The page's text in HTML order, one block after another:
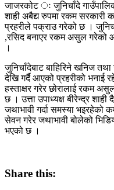
जाजरकोट ः जुनिचाँदे
शाही अबैद्य रुपमा रकम
प्रहरीले पक्राउ गरेको छ ।
,रसिद बनाएर रकम असुल गरेको
।
जुनिचाँदेबाट बाहिरिने खनिज
देखि गर्दै आएको प्रहरीको भनाई
हस्ताक्षर गरेर छोरालाई रकम
छ । उत्ता उपाध्यक्ष बीरेन्द्र
जथाभावी गर्दा समस्या भइरहेको
सेवन गरेर जथाभावी बोलेको
भएको छ ।
Share this: